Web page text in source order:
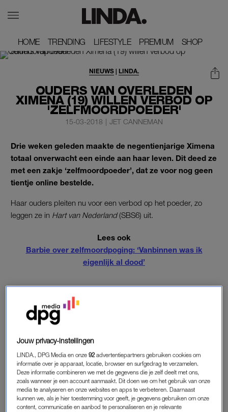
HOME
HOME TRENDING
TRENDING LIFESTYLE
LIFESTYLE PREMIUM
PREMIUM SHOP
SHOP
OUDERS VAN OVERLEDEN
XIMENA (19) WILLEN VERBOD OP
'ZELFMOORDPOEDER'
NIEUWS | LINDA.
15-03-2018 | JET CANNEMAN
Drie weken geleden maakte de negentienjarige Ximena
totaal onverwacht een einde aan haar leven. Dit deed ze
met een zakje ‘zelfmoordpoeder’, dat ze voor nog geen
tientje online bestelde.
Haar ouders pleiten nu voor een verbod op het poeder, zo
leggen ze in Hart van Nederland(SBS6) uit.
Lees ook
Barbie over zelfmoordpoging: ‘Vanbinnen was ik
eigenlijk al dood’
WACHTLIJST VOOR BEHANDELING VAN
Ximena leed aan posttraumatische stressstoornis als het
gevolg van seksueel misbruik in haar jeugd. Ze stond op de
wachtlijst voor een behandeling, maar moest hier nog een jaar
op wachten.
Jouw privacy-instellingen
LINDA., DPG Media en onze92 advertentiepartners gebruiken cookies om
informatie over je apparaat, locatie, browser en surfgedrag te verzamelen.
Deze informatie combineren we met de gegevens die je zelf deelt met ons,
zoals wanneer je een account aanmaakt. Dit doen we om het gebruik van onze
media te analyseren en onze websites en apps te verbeteren. Daarnaast
kunnen we, als je hier toestemming voor geeft, je gegevens gebruiken om onze
content, communicatie en aanbod te personaliseren en je relevante